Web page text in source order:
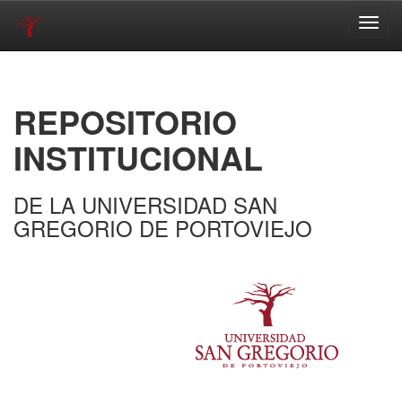
REPOSITORIO
INSTITUCIONAL
DE LA UNIVERSIDAD SAN
GREGORIO DE PORTOVIEJO